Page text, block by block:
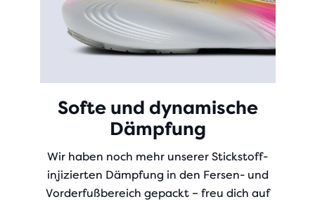
Softe und dynamische
Dämpfung
Wir haben noch mehr unserer Stickstoff-
injizierten Dämpfung in den Fersen- und
Vorderfußbereich gepackt – freu dich auf